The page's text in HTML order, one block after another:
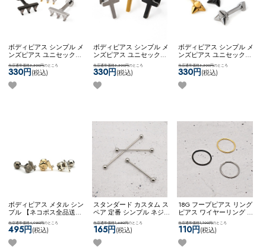
ボディピアス シンプル メ
ンズピアス ユニセックス
【ネコポス全品送料無
料】【edge】3ジュエル
▲xコーン
当店通常価格3,300円のところ
330円(税込)
ボディピアス シンプル メ
ンズピアス ユニセックス
【ネコポス全品送料無
料】【edge】クロススタ
ッズ
当店通常価格3,300円のところ
330円(税込)
ボディピアス シンプル メ
ンズピアス ユニセックス
【ネコポス全品送料無
料】【edge】3スパイク▲
当店通常価格3,300円のところ
330円(税込)
ボディピアス メタル シン
プル 【ネコポス全品送料
無料】【SVstyle】broken
stone & bar
当店通常価格4,950円のところ
495円(税込)
スタンダード カスタム ス
ペア 定番 シンプル ネジ
式キャッチ ネコポスOK
ンダストリアルバーベル
(シルバー)
当店通常価格1,650円のところ
165円(税込)
18G フープピアス リング
ピアス ワイヤーリング 脱
着簡単 鼻用ピアス ノーズ
リング ボディピアス ネコ
ポスOK[ 簡単！ひねるだ
け ] ワイヤーリング
当店通常価格1,100円のところ
110円(税込)